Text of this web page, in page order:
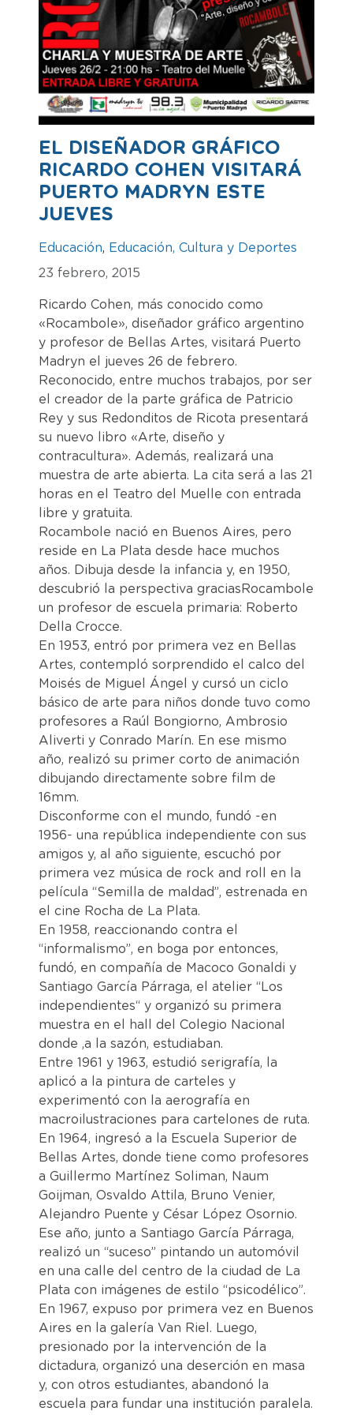
EL DISEÑADOR GRÁFICO
RICARDO COHEN VISITARÁ
PUERTO MADRYN ESTE
JUEVES
Educación, Educación, Cultura y Deportes
23 febrero, 2015
Ricardo Cohen, más conocido como
«Rocambole», diseñador gráfico argentino
y profesor de Bellas Artes, visitará Puerto
Madryn el jueves 26 de febrero.
Reconocido, entre muchos trabajos, por ser
el creador de la parte gráfica de Patricio
Rey y sus Redonditos de Ricota presentará
su nuevo libro «Arte, diseño y
contracultura». Además, realizará una
muestra de arte abierta. La cita será a las 21
horas en el Teatro del Muelle con entrada
libre y gratuita.
Rocambole nació en Buenos Aires, pero
reside en La Plata desde hace muchos
años. Dibuja desde la infancia y, en 1950,
descubrió la perspectiva graciasRocambole
un profesor de escuela primaria: Roberto
Della Crocce.
En 1953, entró por primera vez en Bellas
Artes, contempló sorprendido el calco del
Moisés de Miguel Ángel y cursó un ciclo
básico de arte para niños donde tuvo como
profesores a Raúl Bongiorno, Ambrosio
Aliverti y Conrado Marín. En ese mismo
año, realizó su primer corto de animación
dibujando directamente sobre film de
16mm.
Disconforme con el mundo, fundó -en
1956- una república independiente con sus
amigos y, al año siguiente, escuchó por
primera vez música de rock and roll en la
película “Semilla de maldad”, estrenada en
el cine Rocha de La Plata.
En 1958, reaccionando contra el
“informalismo”, en boga por entonces,
fundó, en compañía de Macoco Gonaldi y
Santiago García Párraga, el atelier “Los
independientes“ y organizó su primera
muestra en el hall del Colegio Nacional
donde ,a la sazón, estudiaban.
Entre 1961 y 1963, estudió serigrafía, la
aplicó a la pintura de carteles y
experimentó con la aerografía en
macroilustraciones para cartelones de ruta.
En 1964, ingresó a la Escuela Superior de
Bellas Artes, donde tiene como profesores
a Guillermo Martínez Soliman, Naum
Goijman, Osvaldo Attila, Bruno Venier,
Alejandro Puente y César López Osornio.
Ese año, junto a Santiago García Párraga,
realizó un “suceso” pintando un automóvil
en una calle del centro de la ciudad de La
Plata con imágenes de estilo “psicodélico”.
En 1967, expuso por primera vez en Buenos
Aires en la galería Van Riel. Luego,
presionado por la intervención de la
dictadura, organizó una deserción en masa
y, con otros estudiantes, abandonó la
escuela para fundar una institución paralela.